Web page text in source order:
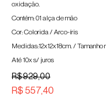
oxidação.
Contém: 01 alça de mão
Cor: Colorida / Arco-íris
Medidas:12x12x18cm. / Tamanho
Até 10x s/ juros
R$ 929,00
R$ 557,40